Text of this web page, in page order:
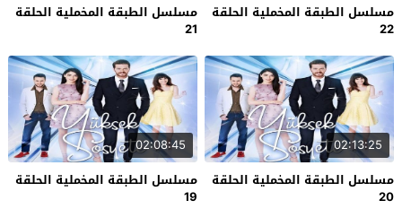
مسلسل الطبقة المخملية الحلقة
22
مسلسل الطبقة المخملية الحلقة
21
02:13:25
مسلسل الطبقة المخملية الحلقة
20
02:08:45
مسلسل الطبقة المخملية الحلقة
19